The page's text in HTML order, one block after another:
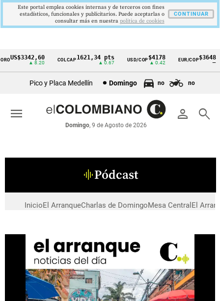
Cintillo
económicos
Colombia
US$3342,60
▲ 8.20
COLCAP1621,34 pts
▲ 0.67
USD/COP$4178
▲ 0.42
EUR/COP$3648
—
Pico y Placa Medellín Domingo no no
person search
Domingo, 9 de Agosto de 2026
menu
graphic_eqPódcast
InicioEl ArranqueCharlas de DomingoMesa Central El
Este portal emplea cookies internas y de terceros con fines
estadísticos, funcionales y publicitarios. Puede aceptarlas o
consultar más en nuestra politica de cookies
CONTINUAR